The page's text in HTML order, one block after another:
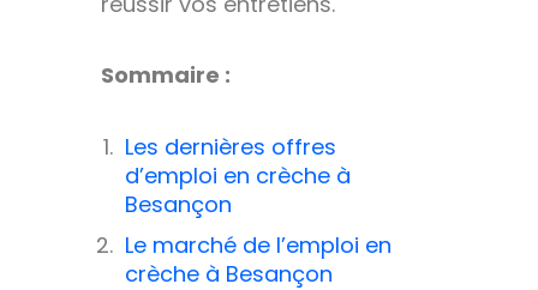
Sommaire :
Les dernières offres
d’emploi en crèche à
Besançon
Le marché de l’emploi en
crèche à Besançon